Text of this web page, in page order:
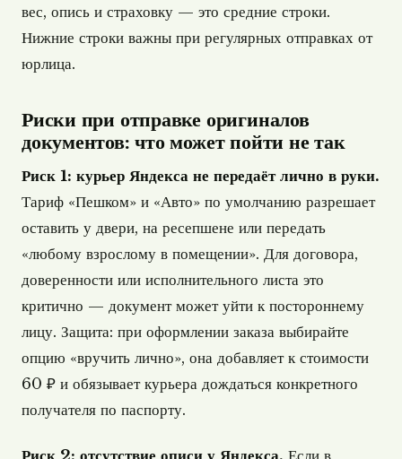
вес, опись и страховку — это средние строки.
Нижние строки важны при регулярных отправках от
юрлица.
Риски при отправке оригиналов
документов: что может пойти не так
Риск 1: курьер Яндекса не передаёт лично в руки.
Тариф «Пешком» и «Авто» по умолчанию разрешает
оставить у двери, на ресепшене или передать
«любому взрослому в помещении». Для договора,
доверенности или исполнительного листа это
критично — документ может уйти к постороннему
лицу. Защита: при оформлении заказа выбирайте
опцию «вручить лично», она добавляет к стоимости
60 ₽ и обязывает курьера дождаться конкретного
получателя по паспорту.